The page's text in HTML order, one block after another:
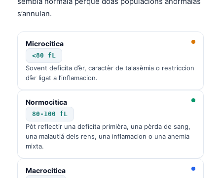
s’annulan.
Microcitica
<80 fL
Sovent deficita d’èr, caractèr de talasèmia o restriccion
d’èr ligat a l’inflamacion.
Normocitica
80-100 fL
Pòt reflectir una deficita primièra, una pèrda de sang,
una malautiá dels rens, una inflamacion o una anemia
mixta.
Macrocitica